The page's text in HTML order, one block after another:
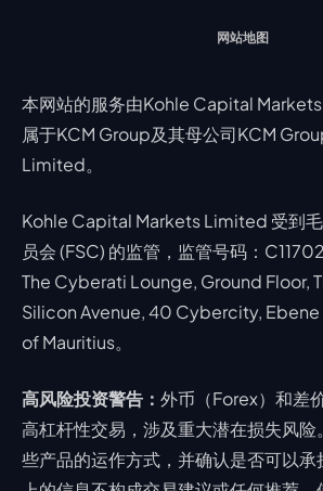
网站地图
本网站的服务由Kohle Capital
属于KCM Group及其母公司KCM
Limited。
Kohle Capital Markets Limited 受到
员会 (FSC) 的监管，监管号码：
The Cyberati Lounge, Ground Floor,
Silicon Avenue, 40 Cybercity,
of Mauritius。
高风险投资警告： 外币（Forex）和差
高杠杆性交易，涉及重大潜在损失风
些产品的运作方式，并确认是否可以